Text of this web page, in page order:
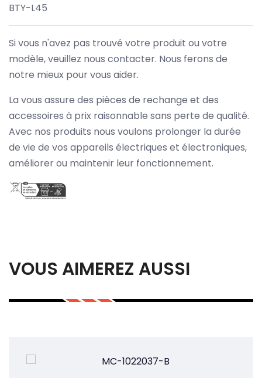
BTY-L45
Si vous n'avez pas trouvé votre produit ou votre
modèle, veuillez nous contacter. Nous ferons de
notre mieux pour vous aider.
La vous assure des pièces de rechange et des
accessoires à prix raisonnable sans perte de qualité.
Avec nos produits nous voulons prolonger la durée
de vie de vos appareils électriques et électroniques,
améliorer ou maintenir leur fonctionnement.
VOUS AIMEREZ AUSSI